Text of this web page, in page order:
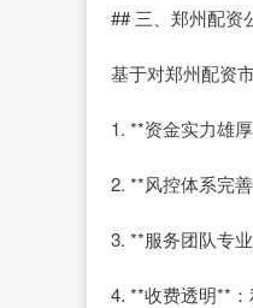
## 三、郑州配资
基于对郑州配资
1. **资金实力雄
2. **风控体系完
3. **服务团队专
4. **收费透明**